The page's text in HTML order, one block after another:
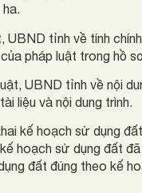
tỉnh về tính
pháp luật trong hồ
UBND tỉnh về nội
liệu và nội dung trình.
kế hoạch sử dụng
hoạch sử dụng đất
đất đúng theo kế